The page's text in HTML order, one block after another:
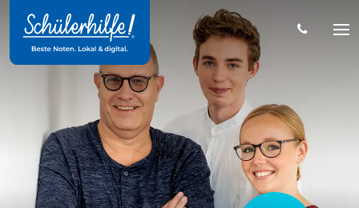
Hauptinhalt